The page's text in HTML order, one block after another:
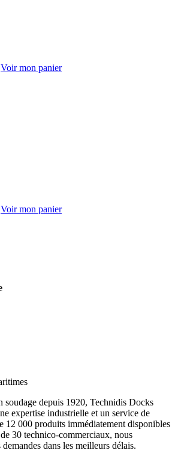
Voir mon panier
Voir mon panier
soudage depuis 1920, Technidis Docks
expertise industrielle et un service de
12 000 produits immédiatement disponibles
30 technico-commerciaux, nous
dans les meilleurs délais.